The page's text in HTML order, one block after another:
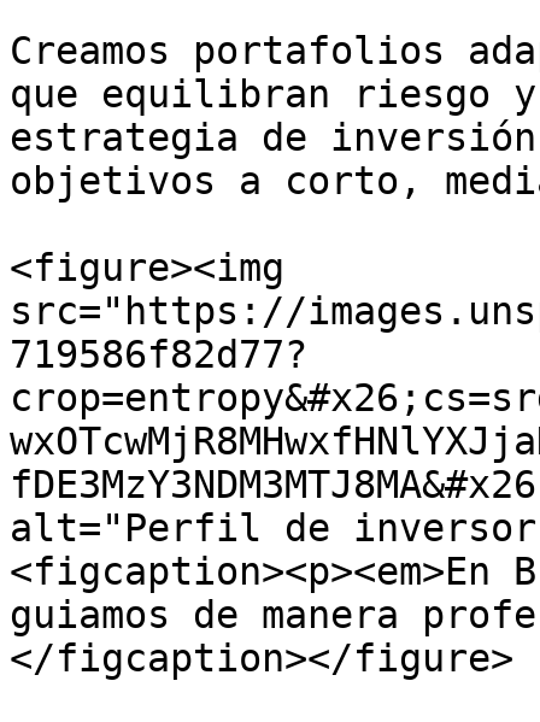
Creamos portafolios
que equilibran riesgo
estrategia de
objetivos a corto,
<figure><img
src="https://
719586f82d77?
alt="Perfil de inversor
guiamos de manera
</figcaption></figure>